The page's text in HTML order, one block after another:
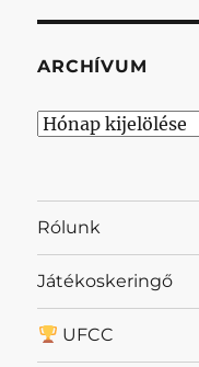
ARCHÍVUM
Archívum
Rólunk
Játékoskeringő
UFCC